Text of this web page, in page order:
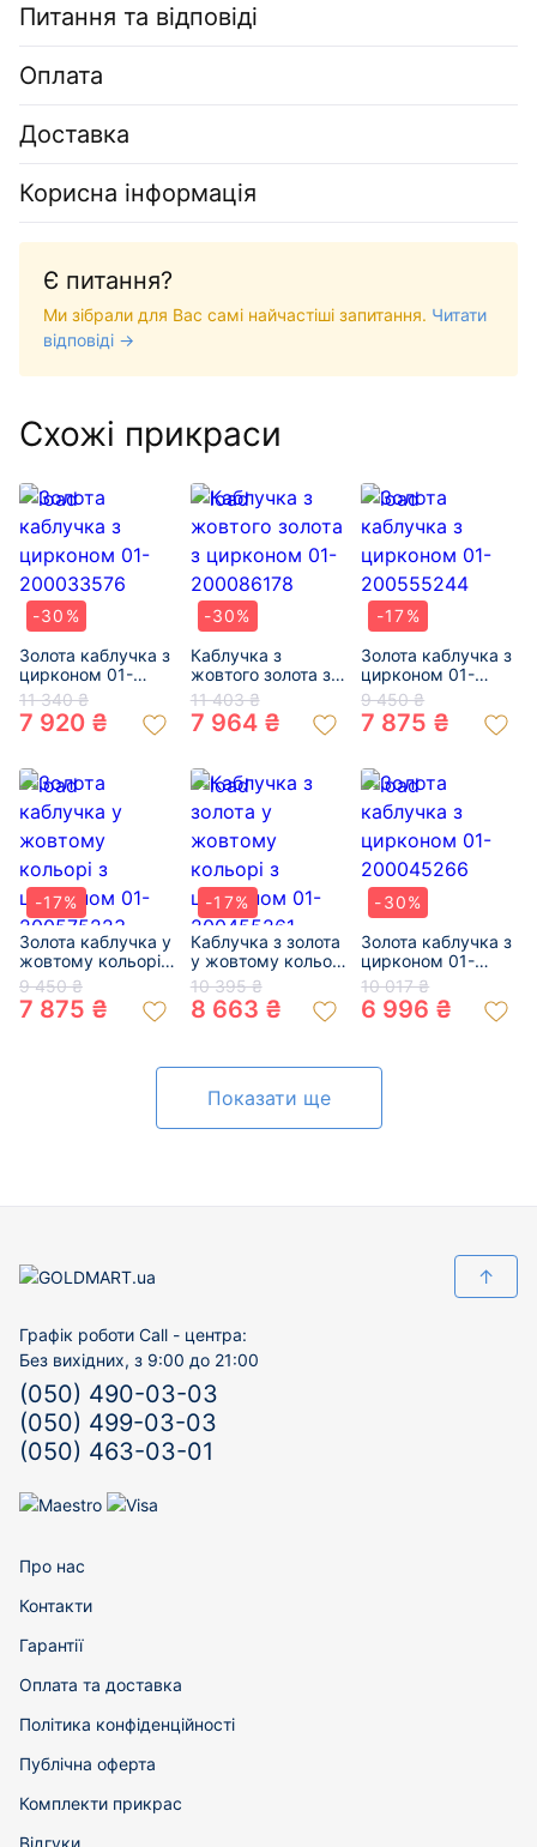
Питання та відповіді
Оплата
Доставка
Корисна інформація
Є питання?
Ми зібрали для Вас самі найчастіші запитання. Читати
відповіді →
Схожі прикраси
-30%
Золота каблучка з
цирконом 01-
200033576
11 340 ₴
7 920 ₴
-30%
Каблучка з
жовтого золота з
цирконом 01-
200086178
11 403 ₴
7 964 ₴
-17%
Золота каблучка з
цирконом 01-
200555244
9 450 ₴
7 875 ₴
-17%
Золота каблучка у
жовтому кольорі з
цирконом 01-
200575223
9 450 ₴
7 875 ₴
-17%
Каблучка з золота
у жовтому кольорі
з цирконом 01-
200455261
10 395 ₴
8 663 ₴
-30%
Золота каблучка з
цирконом 01-
200045266
10 017 ₴
6 996 ₴
Показати ще
↑
Графік роботи Call - центра:
Без вихідних, з 9:00 до 21:00
(050) 490-03-03
(050) 499-03-03
(050) 463-03-01
Про нас
Контакти
Гарантії
Оплата та доставка
Політика конфіденційності
Публічна оферта
Комплекти прикрас
Відгуки